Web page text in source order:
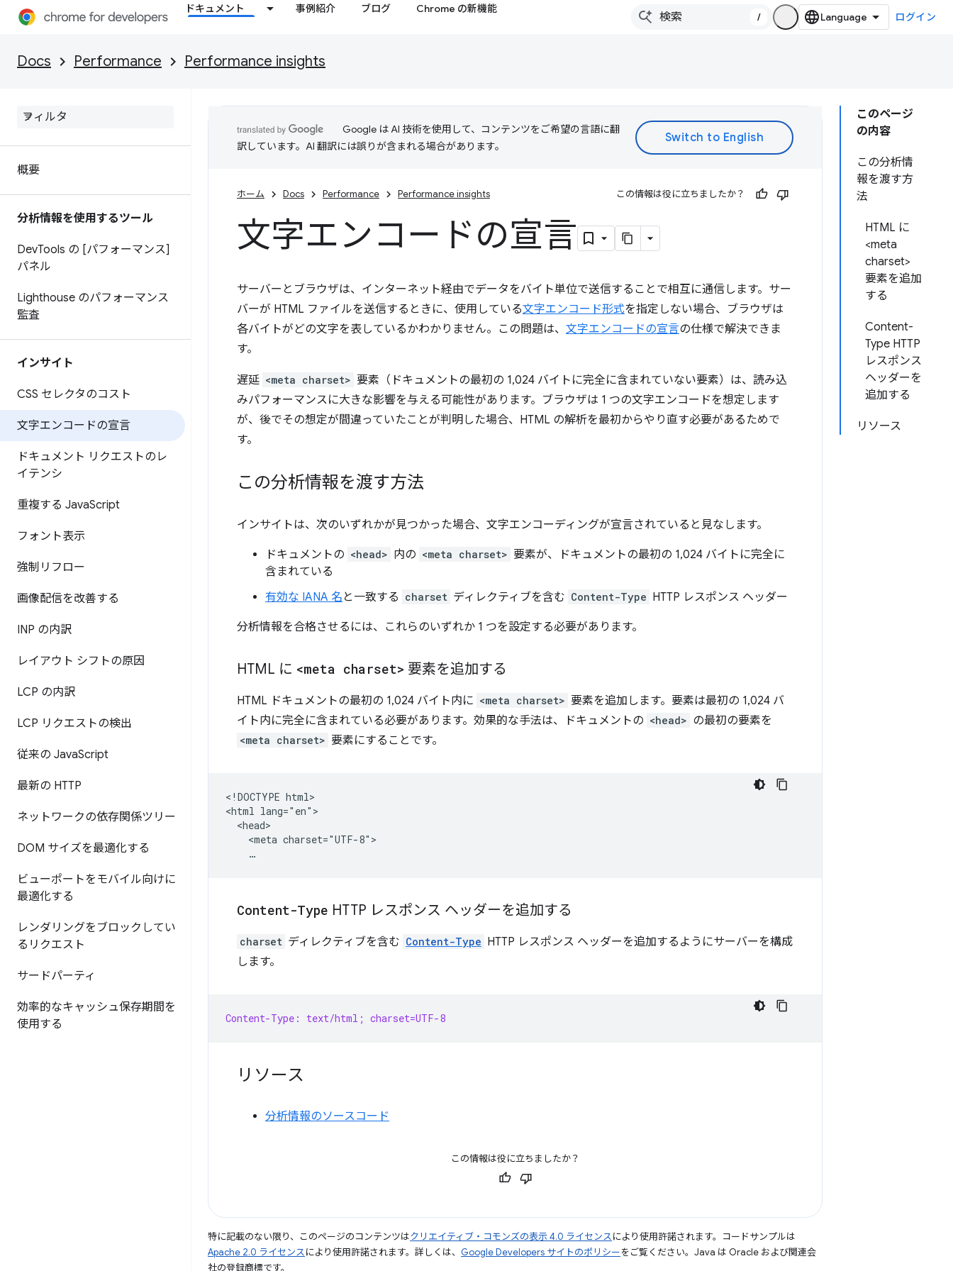
ドキュメント 事例紹介 ブログ Chrome の新機能
/ ログイン
Docs Performance Performance insights
概要
分析情報を使用するツール
DevTools の [パフォーマンス]
パネル
Lighthouse のパフォーマンス
監査
インサイト
CSS セレクタのコスト
文字エンコードの宣言
ドキュメント リクエストのレ
イテンシ
重複する JavaScript
フォント表示
強制リフロー
画像配信を改善する
INP の内訳
レイアウト シフトの原因
LCP の内訳
LCP リクエストの検出
従来の JavaScript
最新の HTTP
ネットワークの依存関係ツリー
DOM サイズを最適化する
ビューポートをモバイル向けに
最適化する
レンダリングをブロックしてい
るリクエスト
サードパーティ
効率的なキャッシュ保存期間を
使用する
このページ
の内容
この分析情
報を渡す方
法
HTML に
<meta
charset>
要素を追加
する
Content-
Type HTTP
レスポンス
ヘッダーを
追加する
リソース
Google は AI 技術を使用して、コンテンツをご希望の言語に翻
訳しています。AI 翻訳には誤りが含まれる場合があります。
ホーム Docs Performance Performance insights この情報は役に立ちましたか？
文字エンコードの宣言
サーバーとブラウザは、インターネット経由でデータをバイト単位で送信することで相互に通信します。サー
バーが HTML ファイルを送信するときに、使用している文字エンコード形式を指定しない場合、ブラウザは
各バイトがどの文字を表しているかわかりません。この問題は、 文字エンコードの宣言の仕様で解決できま
す。
遅延 <meta charset> 要素（ドキュメントの最初の 1,024 バイトに完全に含まれていない要素）は、読み込
みパフォーマンスに大きな影響を与える可能性があります。ブラウザは 1 つの文字エンコードを想定します
が、後でその想定が間違っていたことが判明した場合、HTML の解析を最初からやり直す必要があるためで
す。
この分析情報を渡す方法
インサイトは、次のいずれかが見つかった場合、文字エンコーディングが宣言されていると見なします。
ドキュメントの <head> 内の <meta charset> 要素が、ドキュメントの最初の 1,024 バイトに完全に
含まれている
有効な IANA 名 と一致する charset ディレクティブを含む Content-Type HTTP レスポンス ヘッダー
分析情報を合格させるには、これらのいずれか 1 つを設定する必要があります。
HTML に <meta charset> 要素を追加する
HTML ドキュメントの最初の 1,024 バイト内に <meta charset> 要素を追加します。要素は最初の 1,024 バ
イト内に完全に含まれている必要があります。効果的な手法は、ドキュメントの <head> の最初の要素を
<meta charset> 要素にすることです。
<!DOCTYPE html>
<html lang="en">
  <head>
    <meta charset="UTF-8">
Content-Type HTTP レスポンス ヘッダーを追加する
charset ディレクティブを含む Content-Type HTTP レスポンス ヘッダーを追加するようにサーバーを構成
します。
Content-Type: text/html; charset=UTF-8
リソース
分析情報のソースコード
この情報は役に立ちましたか？
特に記載のない限り、このページのコンテンツはクリエイティブ・コモンズの表示 4.0 ライセンスにより使用許諾されます。コードサンプルは
Apache 2.0 ライセンスにより使用許諾されます。詳しくは、 Google Developers サイトのポリシーをご覧ください。Java は Oracle および関連会
社の登録商標です。